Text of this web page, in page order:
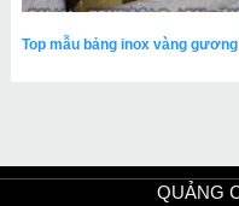
Top mẫu bảng inox vàng
QUẢNG